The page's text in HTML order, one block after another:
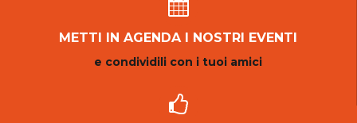
METTI IN AGENDA I NOSTRI EVENTI
e condividili con i tuoi amici